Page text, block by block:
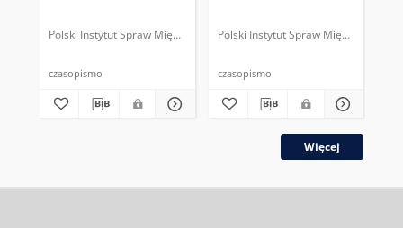
Polski Instytut Spraw Międzynarodowych. Polska Fundacja Spraw
czasopismo
Polski Instytut Spraw
czasopismo
Więcej